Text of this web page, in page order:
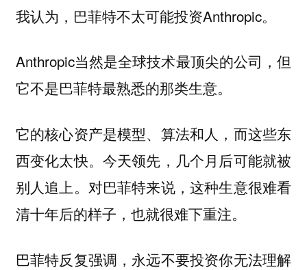
我认为，巴菲特不太可能投资Anthropic。
Anthropic当然是全球技术最顶尖的公司，但
它不是巴菲特最熟悉的那类生意。
它的核心资产是模型、算法和人，而这些东
西变化太快。今天领先，几个月后可能就被
别人追上。对巴菲特来说，这种生意很难看
清十年后的样子，也就很难下重注。
巴菲特反复强调，永远不要投资你无法理解